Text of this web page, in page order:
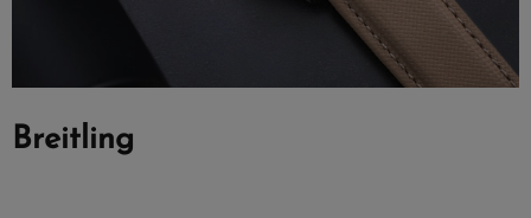
Breitling